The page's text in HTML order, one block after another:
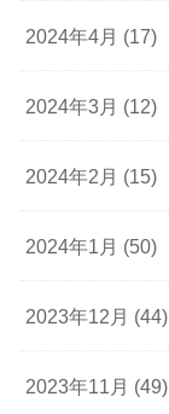
2024年4月 (17)
2024年3月 (12)
2024年2月 (15)
2024年1月 (50)
2023年12月 (44)
2023年11月 (49)